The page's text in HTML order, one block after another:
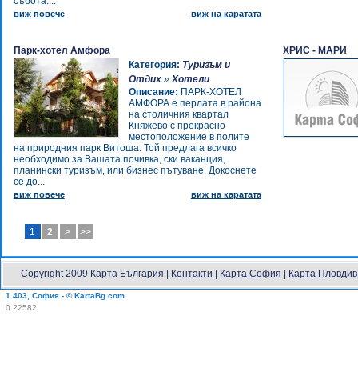
виж повече виж на каратата
Парк-хотел Амфора
Категория: Туризъм и
Отдих»Хотели
Описание: ПАРК-ХОТЕЛ
АМФОРА е перлата в района
на столичния квартал
Княжево с прекрасно
местоположение в полите
на природния парк Витоша. Той предлага всичко
необходимо за Вашата почивка, ски ваканция,
планински туризъм, или бизнес пътуване. Докоснете
се до...
виж повече виж на каратата
ХРИС - МАРИ
1 2 > >>
Copyright 2009 Карта България | Контакти | Карта София | Карта Пловдив
1 403, София - © KartaBg.com
0.22582